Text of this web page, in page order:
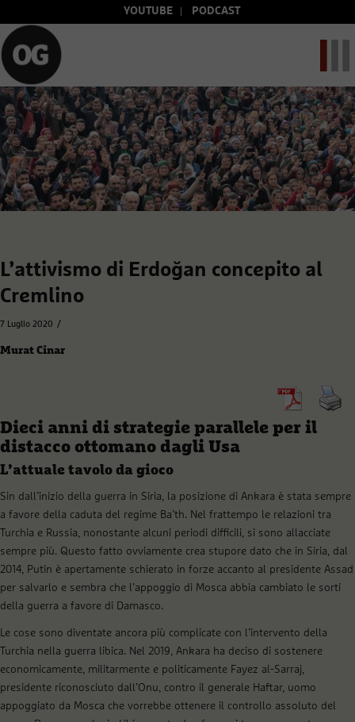
YOUTUBE PODCAST
L’attivismo di Erdoğan concepito al
Cremlino
7 Luglio 2020 /
Murat Cinar
Dieci anni di strategie parallele per il
distacco ottomano dagli Usa
L’attuale tavolo da gioco
Sin dall’inizio della guerra in Siria, la posizione di Ankara è stata sempre
a favore della caduta del regime Ba’th. Nel frattempo le relazioni tra
Turchia e Russia, nonostante alcuni periodi difficili, si sono allacciate
sempre più. Questo fatto ovviamente crea stupore dato che in Siria, dal
2014, Putin è apertamente schierato in forze accanto al presidente Assad
per salvarlo e sembra che l’appoggio di Mosca abbia cambiato le sorti
della guerra a favore di Damasco.
Le cose sono diventate ancora più complicate con l’intervento della
Turchia nella guerra libica. Nel 2019, Ankara ha deciso di sostenere
economicamente, militarmente e politicamente Fayez al-Sarraj,
presidente riconosciuto dall’Onu, contro il generale Haftar, uomo
appoggiato da Mosca che vorrebbe ottenere il controllo assoluto del